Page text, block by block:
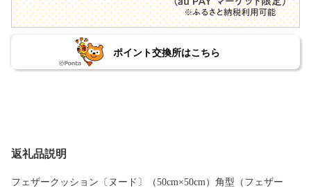
ポイント交換所はこちら
返礼品説明
フェザークッション〔ヌード〕（50cm×50cm）角型（フェザー